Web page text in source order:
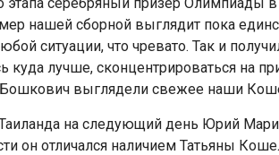
нашей сборной выглядит пока
ситуации, что чревато. Так и
куда лучше, сконцентрироваться на
Бошкович выглядели свежее наши
на следующий день Юрий
он отличался наличием Татьяны